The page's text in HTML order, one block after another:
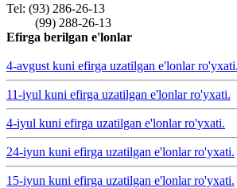
Tel: (93) 286-26-13
(99) 288-26-13
Efirga berilgan e'lonlar
4-avgust kuni efirga uzatilgan e'lonlar ro'yxati.
11-iyul kuni efirga uzatilgan e'lonlar ro'yxati.
4-iyul kuni efirga uzatilgan e'lonlar ro'yxati.
24-iyun kuni efirga uzatilgan e'lonlar ro'yxati.
15-iyun kuni efirga uzatilgan e'lonlar ro'yxati.